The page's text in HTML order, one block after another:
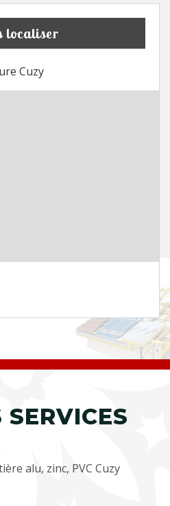
localiser
Cuzy
alu, zinc, PVC Cuzy